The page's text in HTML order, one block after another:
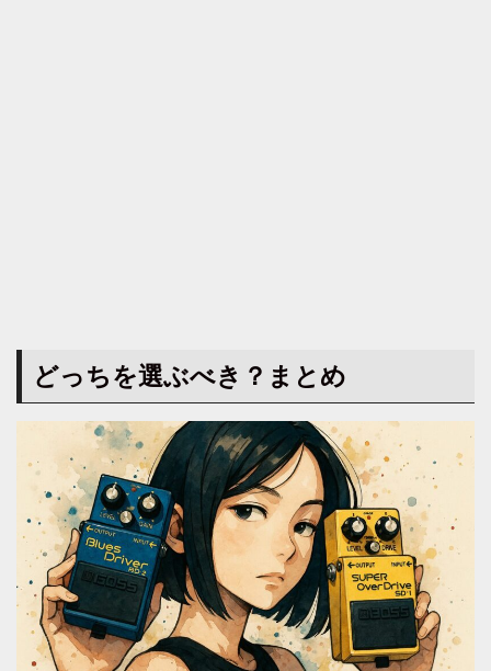
どっちを選ぶべき？まとめ